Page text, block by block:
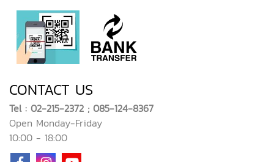
CONTACT US
Tel : 02-215-2372 ; 085-124-8367
Open Monday-Friday
10:00 - 18:00